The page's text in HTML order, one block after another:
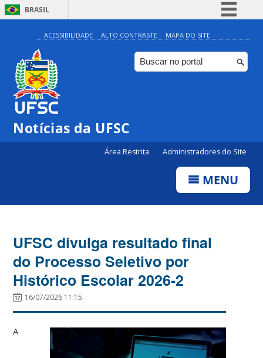
BRASIL
Simplifique!
Comunica BR
Participe
ACESSIBILIDADE ALTO CONTRASTE MAPA DO SITE
Notícias da UFSC
Área Restrita Administradores do Site
MENU
UFSC divulga resultado final
do Processo Seletivo por
Histórico Escolar 2026-2
16/07/2026 11:15
A